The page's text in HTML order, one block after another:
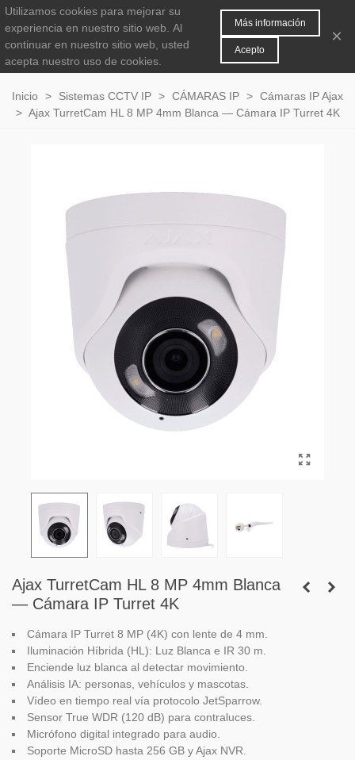
0
Inicio > Sistemas CCTV IP > CÁMARAS IP > Cámaras IP Ajax
> Ajax TurretCam HL 8 MP 4mm Blanca — Cámara IP Turret 4K
Ajax TurretCam HL 8 MP 4mm Blanca
— Cámara IP Turret 4K
Cámara IP Turret 8 MP (4K) con lente de 4 mm.
Iluminación Híbrida (HL): Luz Blanca e IR 30 m.
Enciende luz blanca al detectar movimiento.
Análisis IA: personas, vehículos y mascotas.
Vídeo en tiempo real vía protocolo JetSparrow.
Sensor True WDR (120 dB) para contraluces.
Micrófono digital integrado para audio.
Soporte MicroSD hasta 256 GB y Ajax NVR.
Utilizamos cookies para mejorar su
experiencia en nuestro sitio web. Al
continuar en nuestro sitio web, usted
acepta nuestro uso de cookies.
Más información
Acepto
×